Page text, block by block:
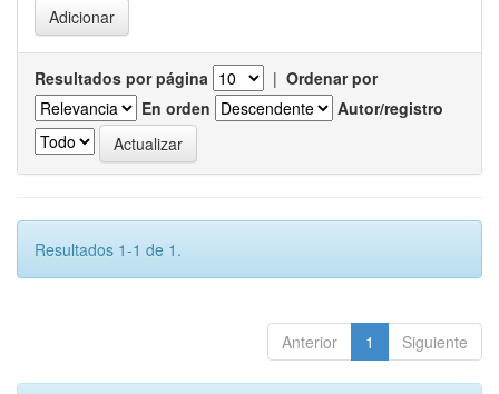
Resultados por página | Ordenar por
En orden
Autor/registro
Resultados 1-1 de 1.
Anterior 1 Siguiente